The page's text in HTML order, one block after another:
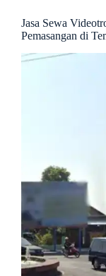
Jasa Sewa
Pemasangan di